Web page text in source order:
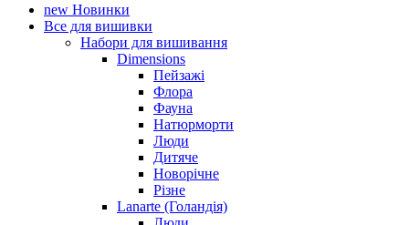
new Новинки
Все для вишивки
Набори для вишивання
Dimensions
Пейзажі
Флора
Фауна
Натюрморти
Люди
Дитяче
Новорічне
Різне
Lanarte (Голандія)